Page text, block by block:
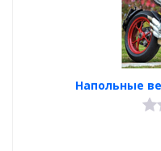
Напольные